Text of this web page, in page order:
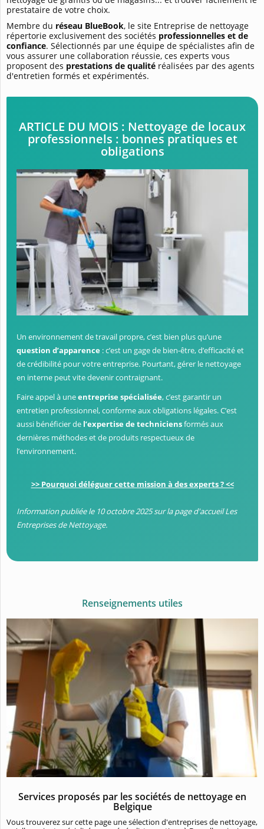
prestataire de votre choix.
Membre du réseau BlueBook, le site Entreprise de nettoyage
répertorie exclusivement des sociétés professionnelles et de
confiance. Sélectionnés par une équipe de spécialistes afin de
vous assurer une collaboration réussie, ces experts vous
proposent des prestations de qualité réalisées par des agents
d'entretien formés et expérimentés.
ARTICLE DU MOIS : Nettoyage de locaux
professionnels : bonnes pratiques et
obligations
Un environnement de travail propre, c’est bien plus qu’une
question d’apparence : c’est un gage de bien-être, d’efficacité et
de crédibilité pour votre entreprise. Pourtant, gérer le nettoyage
en interne peut vite devenir contraignant.
Faire appel à uneentreprise spécialisée, c’est garantir un
entretien professionnel, conforme aux obligations légales. C’est
aussi bénéficier de l’expertise de techniciensformés aux
dernières méthodes et de produits respectueux de
l’environnement.
>> Pourquoi déléguer cette mission à des experts ? <<
Information publiée le 10 octobre 2025 sur la page d'accueil Les
Entreprises de Nettoyage.
Renseignements utiles
Services proposés par les sociétés de nettoyage en
Belgique
Vous trouverez sur cette page une sélection d'entreprises de nettoyage,